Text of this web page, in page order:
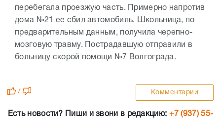
перебегала проезжую часть. Примерно напротив
дома №21 ее сбил автомобиль. Школьница, по
предварительным данным, получила черепно-
мозговую травму. Пострадавшую отправили в
больницу скорой помощи №7 Волгограда.
/ Комментарии
Есть новости? Пиши и звони в редакцию: +7 (937) 55-